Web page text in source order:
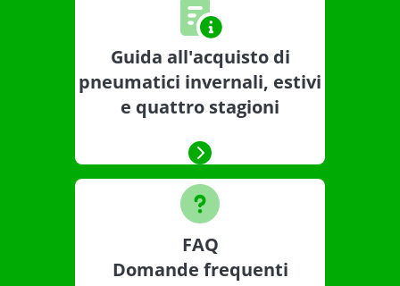
Guida all'acquisto di
pneumatici invernali, estivi
e quattro stagioni
FAQ
Domande frequenti